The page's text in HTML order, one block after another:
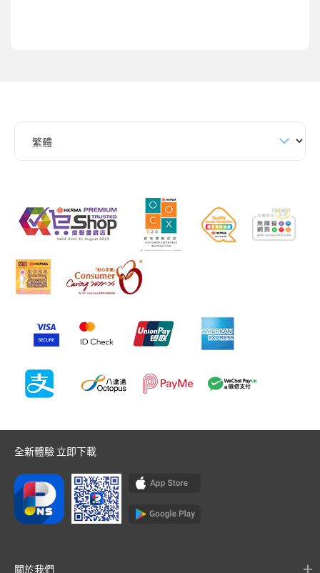
全新體驗 立即下載
關於我們